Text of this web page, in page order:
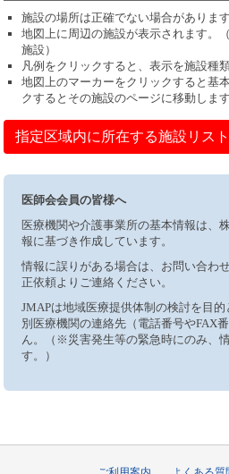
施設の場所は正確でない場合があります
地図上に周辺の施設が表示されます。
施設）
凡例をクリックすると、表示を施設種
地図上のマーカーをクリックすると基
クするとその施設のページに移動します
指定区域内に所在する施設リス
医師会会員の皆様へ
医療機関や介護事業所の基本情報は、
報に基づき作成しています。
情報に誤りがある場合は、お問い合わ
正依頼よりご連絡ください。
JMAPは地域医療提供体制の検討を目
別医療機関の連絡先（電話番号やFAX
ん。（※災害発生等の緊急時にのみ、
す。）